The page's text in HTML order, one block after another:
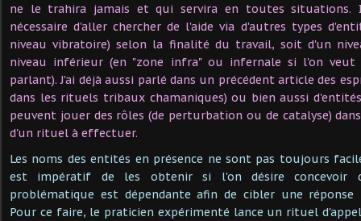
ne le trahira jamais et qui servira en toutes
nécessaire d'aller chercher de l'aide via d'autres types
niveau vibratoire) selon la finalité du travail, soit d'un
niveau inférieur (en "zone infra" ou infernale si l'on
parlant). J'ai déjà aussi parlé dans un précédent article des
dans les rituels tribaux chamaniques) ou bien aussi
peuvent jouer des rôles (de perturbation ou de catalyse)
d'un rituel à effectuer.
Les noms des entités en présence ne sont pas toujours
est impératif de les obtenir si l'on désire concevoir
problématique est dépendante afin de cibler une réponse
Pour ce faire, le praticien expérimenté lance un rituel